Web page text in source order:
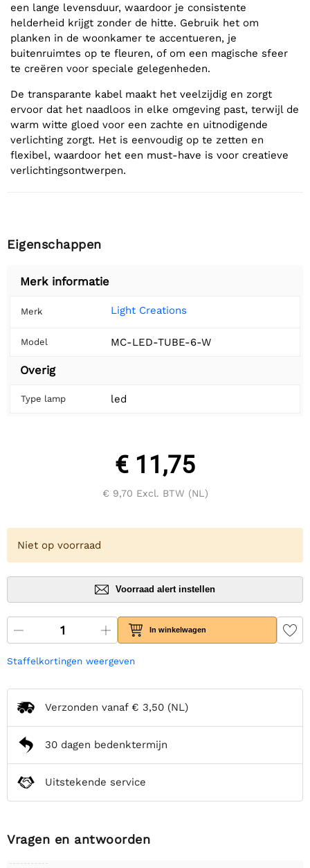
een lange levensduur, waardoor je consistente
helderheid krijgt zonder de hitte. Gebruik het om
planken in de woonkamer te accentueren, je
buitenruimtes op te fleuren, of om een magische sfeer
te creëren voor speciale gelegenheden.
De transparante kabel maakt het veelzijdig en zorgt
ervoor dat het naadloos in elke omgeving past, terwijl de
warm witte gloed voor een zachte en uitnodigende
verlichting zorgt. Het is eenvoudig op te zetten en
flexibel, waardoor het een must-have is voor creatieve
verlichtingsontwerpen.
Eigenschappen
Merk informatie
Merk Light Creations
Model MC-LED-TUBE-6-W
Overig
Type lamp led
€ 11,75
€ 9,70 Excl. BTW (NL)
Niet op voorraad
Voorraad alert instellen
In winkelwagen
Staffelkortingen weergeven
Verzonden vanaf € 3,50 (NL)
30 dagen bedenktermijn
Uitstekende service
Vragen en antwoorden